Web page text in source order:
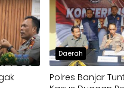
Daerah
Polres Banjar